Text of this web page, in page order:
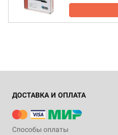
ДОСТАВКА И ОПЛАТА
Способы оплаты